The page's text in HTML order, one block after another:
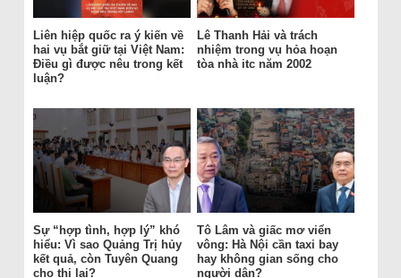
Liên hiệp quốc ra ý kiến về
hai vụ bắt giữ tại Việt Nam:
Điều gì được nêu trong kết
luận?
Lê Thanh Hải và trách
nhiệm trong vụ hỏa hoạn
tòa nhà itc năm 2002
Sự “hợp tình, hợp lý” khó
hiểu: Vì sao Quảng Trị hủy
kết quả, còn Tuyên Quang
cho thi lại?
Tô Lâm và giấc mơ viển
vông: Hà Nội cần taxi bay
hay không gian sống cho
người dân?